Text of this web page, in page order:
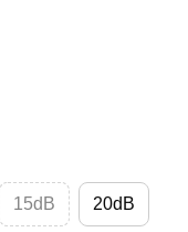
15dB 20dB